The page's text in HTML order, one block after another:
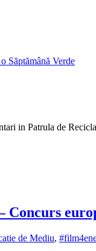
Săptămână Verde
Concurs
de Mediu,